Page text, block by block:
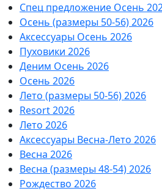
Спец предложение Осень
Осень (размеры 50-56) 2026
Аксессуары Осень 2026
Пуховики 2026
Деним Осень 2026
Осень 2026
Лето (размеры 50-56) 2026
Resort 2026
Лето 2026
Аксессуары Весна-Лето 2026
Весна 2026
Весна (размеры 48-54) 2026
Рождество 2026